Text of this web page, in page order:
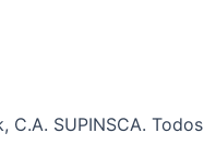
SUPINSCA. Todos